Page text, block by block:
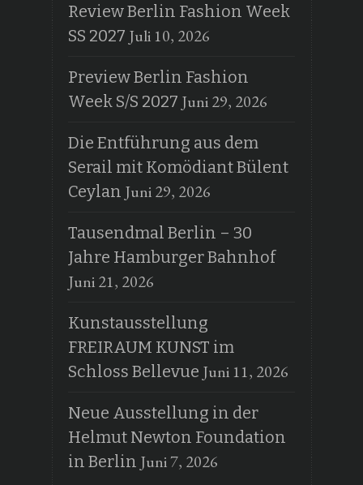
Review Berlin Fashion Week
SS 2027 Juli 10, 2026
Preview Berlin Fashion
Week S/S 2027 Juni 29, 2026
Die Entführung aus dem
Serail mit Komödiant Bülent
Ceylan Juni 29, 2026
Tausendmal Berlin – 30
Jahre Hamburger Bahnhof
Juni 21, 2026
Kunstausstellung
FREIRAUM KUNST im
Schloss Bellevue Juni 11, 2026
Neue Ausstellung in der
Helmut Newton Foundation
in Berlin Juni 7, 2026